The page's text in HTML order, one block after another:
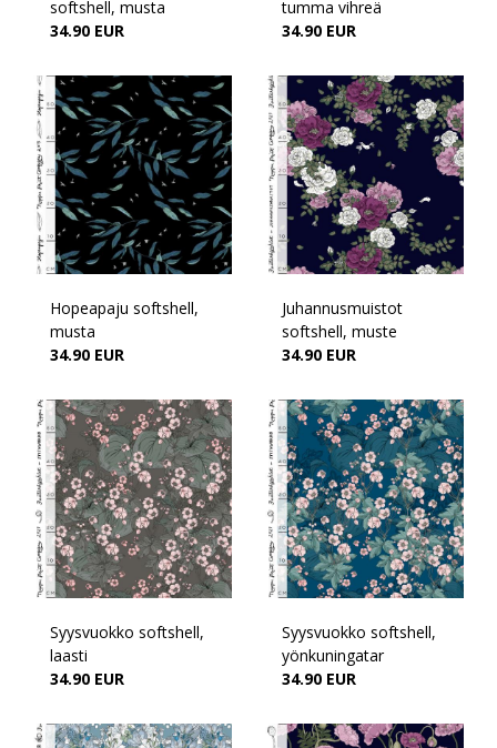
softshell, musta
34.90 EUR
tumma vihreä
34.90 EUR
Hopeapaju softshell,
musta
34.90 EUR
Juhannusmuistot
softshell, muste
34.90 EUR
Syysvuokko softshell,
laasti
34.90 EUR
Syysvuokko softshell,
yönkuningatar
34.90 EUR